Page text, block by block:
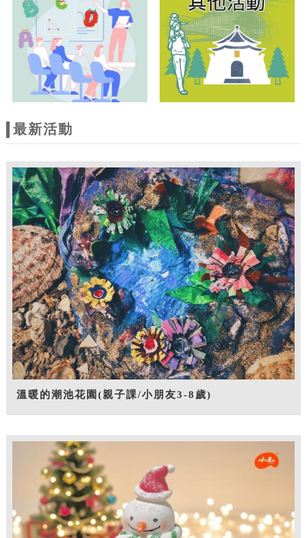
最新活動
溫暖的潮池花園(親子課/小朋友3-8歲)